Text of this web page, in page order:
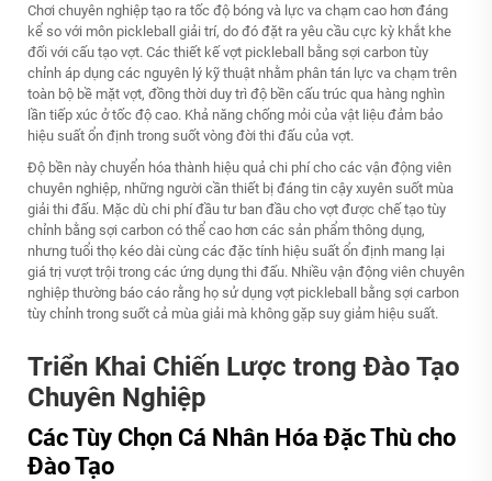
Chơi chuyên nghiệp tạo ra tốc độ bóng và lực va chạm cao hơn đáng
kể so với môn pickleball giải trí, do đó đặt ra yêu cầu cực kỳ khắt khe
đối với cấu tạo vợt. Các thiết kế vợt pickleball bằng sợi carbon tùy
chỉnh áp dụng các nguyên lý kỹ thuật nhằm phân tán lực va chạm trên
toàn bộ bề mặt vợt, đồng thời duy trì độ bền cấu trúc qua hàng nghìn
lần tiếp xúc ở tốc độ cao. Khả năng chống mỏi của vật liệu đảm bảo
hiệu suất ổn định trong suốt vòng đời thi đấu của vợt.
Độ bền này chuyển hóa thành hiệu quả chi phí cho các vận động viên
chuyên nghiệp, những người cần thiết bị đáng tin cậy xuyên suốt mùa
giải thi đấu. Mặc dù chi phí đầu tư ban đầu cho vợt được chế tạo tùy
chỉnh bằng sợi carbon có thể cao hơn các sản phẩm thông dụng,
nhưng tuổi thọ kéo dài cùng các đặc tính hiệu suất ổn định mang lại
giá trị vượt trội trong các ứng dụng thi đấu. Nhiều vận động viên chuyên
nghiệp thường báo cáo rằng họ sử dụng vợt pickleball bằng sợi carbon
tùy chỉnh trong suốt cả mùa giải mà không gặp suy giảm hiệu suất.
Triển Khai Chiến Lược trong Đào Tạo
Chuyên Nghiệp
Các Tùy Chọn Cá Nhân Hóa Đặc Thù cho
Đào Tạo